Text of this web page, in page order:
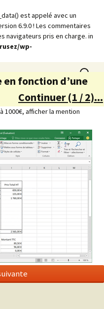
est appelé avec un
6.9.0 ! Les commentaires
navigateurs pris en charge. in
wp-
fonction d’une
Continuer (1 / 2)...
1000€, afficher la mention